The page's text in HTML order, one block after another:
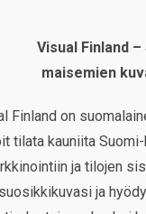
Visual Finland –
maisemien
Finland on
tilata kauniita
ja tilojen
suosikkikuvasi ja